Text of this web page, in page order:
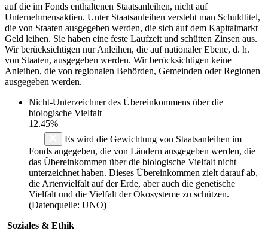
auf die im Fonds enthaltenen Staatsanleihen, nicht auf
Unternehmensaktien. Unter Staatsanleihen versteht man Schuldtitel,
die von Staaten ausgegeben werden, die sich auf dem Kapitalmarkt
Geld leihen. Sie haben eine feste Laufzeit und schütten Zinsen aus.
Wir berücksichtigen nur Anleihen, die auf nationaler Ebene, d. h.
von Staaten, ausgegeben werden. Wir berücksichtigen keine
Anleihen, die von regionalen Behörden, Gemeinden oder Regionen
ausgegeben werden.
Nicht-Unterzeichner des Übereinkommens über die
biologische Vielfalt
12.45%
Es wird die Gewichtung von Staatsanleihen im
Fonds angegeben, die von Ländern ausgegeben werden, die
das Übereinkommen über die biologische Vielfalt nicht
unterzeichnet haben. Dieses Übereinkommen zielt darauf ab,
die Artenvielfalt auf der Erde, aber auch die genetische
Vielfalt und die Vielfalt der Ökosysteme zu schützen.
(Datenquelle: UNO)
Soziales & Ethik